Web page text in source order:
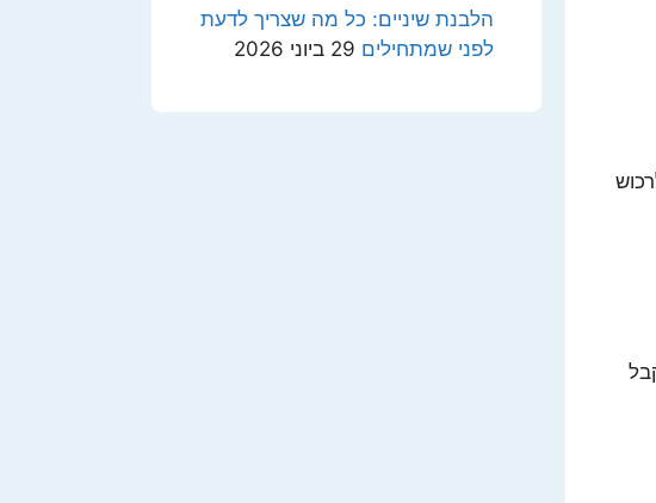
הלבנת שיניים: כל מה שצריך לדעת
לפני שמתחילים 29 ביוני 2026